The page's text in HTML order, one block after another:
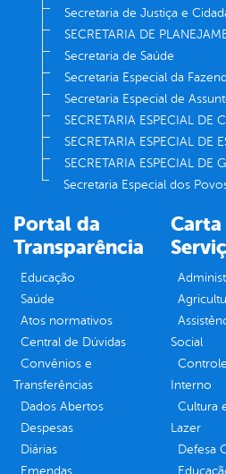
Secretaria de Justiça e
SECRETARIA DE
Secretaria de Saúde
Secretaria Especial da
Secretaria Especial de
SECRETARIA ESPECIAL DE
SECRETARIA ESPECIAL DE
SECRETARIA ESPECIAL DE
Secretaria Especial dos
Portal da
Transparência
Educação
Saúde
Atos normativos
Central de Dúvidas
Convênios e
Transferências
Dados Abertos
Despesas
Diárias
Emendas
Carta
Social
Controle
Interno
Cultura
Lazer
Defesa